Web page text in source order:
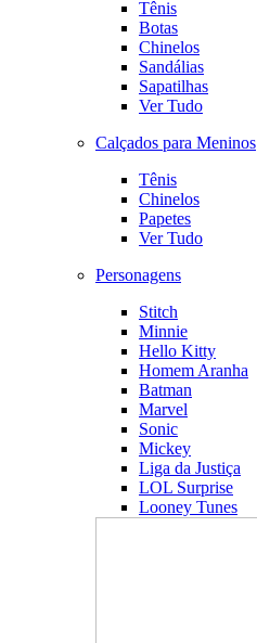
Tênis
Botas
Chinelos
Sandálias
Sapatilhas
Ver Tudo
Calçados para Meninos
Tênis
Chinelos
Papetes
Ver Tudo
Personagens
Stitch
Minnie
Hello Kitty
Homem Aranha
Batman
Marvel
Sonic
Mickey
Liga da Justiça
LOL Surprise
Looney Tunes